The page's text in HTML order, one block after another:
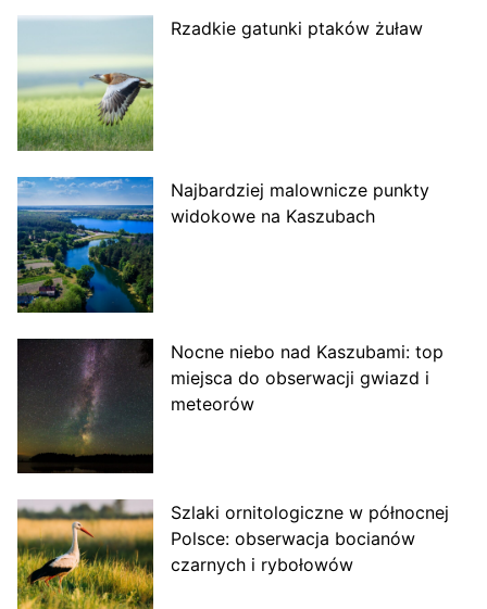
Rzadkie gatunki ptaków żuław
Najbardziej malownicze punkty
widokowe na Kaszubach
Nocne niebo nad Kaszubami: top
miejsca do obserwacji gwiazd i
meteorów
Szlaki ornitologiczne w północnej
Polsce: obserwacja bocianów
czarnych i rybołowów